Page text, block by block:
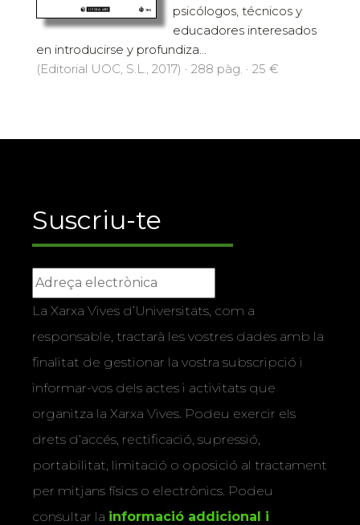
psicólogos, técnicos y
educadores interesados
en introducirse y profundiza...
(Editorial UOC, S.L., 2017) · 288 pàg. · 25 €
Suscriu-te
La Xarxa Vives d’Universitats, com a
responsable, tractarà les vostres dades amb la
finalitat de gestionar la vostra subscripció i
informar-vos dels actes i activitats que
organitza la Xarxa Vives. Podeu exercir els
drets d’accés, rectificació, supressió,
portabilitat, limitació o oposició al tractament
per mitjans físics o electrònics. Podeu
consultar la informació addicional i